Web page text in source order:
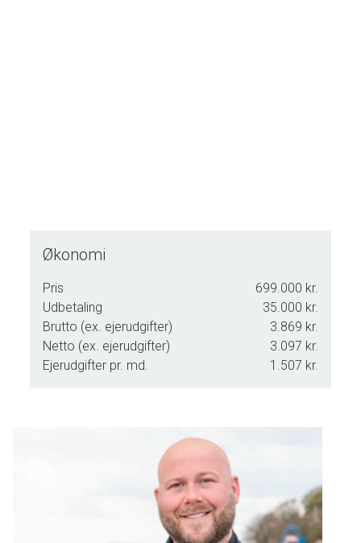
Økonomi
Pris
699.000 kr.
Udbetaling
35.000 kr.
Brutto (ex. ejerudgifter)
3.869 kr.
Netto (ex. ejerudgifter)
3.097 kr.
Ejerudgifter pr. md.
1.507 kr.